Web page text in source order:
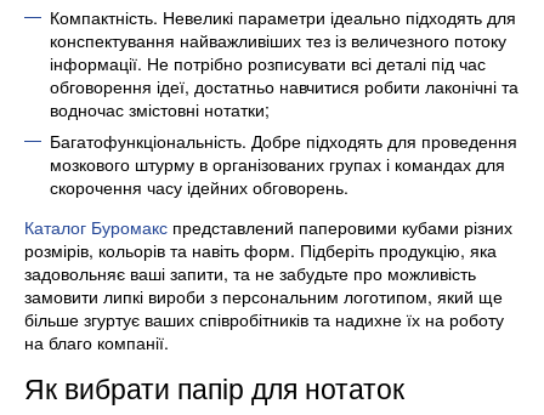
Компактність. Невеликі параметри ідеально підходять для
конспектування найважливіших тез із величезного потоку
інформації. Не потрібно розписувати всі деталі під час
обговорення ідеї, достатньо навчитися робити лаконічні та
водночас змістовні нотатки;
Багатофункціональність. Добре підходять для проведення
мозкового штурму в організованих групах і командах для
скорочення часу ідейних обговорень.
Каталог Буромакс представлений паперовими кубами різних
розмірів, кольорів та навіть форм. Підберіть продукцію, яка
задовольняє ваші запити, та не забудьте про можливість
замовити липкі вироби з персональним логотипом, який ще
більше згуртує ваших співробітників та надихне їх на роботу
на благо компанії.
Як вибрати папір для нотаток